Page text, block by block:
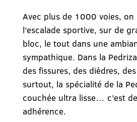
Avec plus de 1000 voies, on
l’escalade sportive, sur de
bloc, le tout dans une
sympathique. Dans la
des fissures, des dièdres,
surtout, la spécialité de la
couchée ultra lisse… c’est
adhérence.